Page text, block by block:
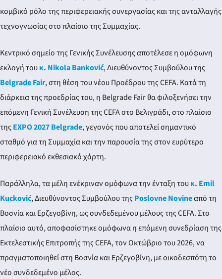
κομβικό ρόλο της περιφερειακής συνεργασίας και της ανταλλαγής
τεχνογνωσίας στο πλαίσιο της Συμμαχίας.
Κεντρικό σημείο της Γενικής Συνέλευσης αποτέλεσε η ομόφωνη
εκλογή τουκ. Nikola Banković, Διευθύνοντος Συμβούλου της
Belgrade Fair, στη θέση του νέου Προέδρου της CEFA. Κατά τη
διάρκεια της προεδρίας του, η Belgrade Fair θα φιλοξενήσει την
επόμενη Γενική Συνέλευση της CEFA στο Βελιγράδι, στο πλαίσιο
της EXPO 2027 Belgrade, γεγονός που αποτελεί σημαντικό
σταθμό για τη Συμμαχία και την παρουσία της στον ευρύτερο
περιφερειακό εκθεσιακό χάρτη.
Παράλληλα, τα μέλη ενέκριναν ομόφωνα την ένταξη τουκ. Emil
Kucković, Διευθύνοντος Συμβούλου της Poslovne Novineαπό τη
Βοσνία και Ερζεγοβίνη, ως συνδεδεμένου μέλους της CEFA. Στο
πλαίσιο αυτό, αποφασίστηκε ομόφωνα η επόμενη συνεδρίαση της
Εκτελεστικής Επιτροπής της CEFA, τον Οκτώβριο του 2026, να
πραγματοποιηθεί στη Βοσνία και Ερζεγοβίνη, με οικοδεσπότη το
νέο συνδεδεμένο μέλος.